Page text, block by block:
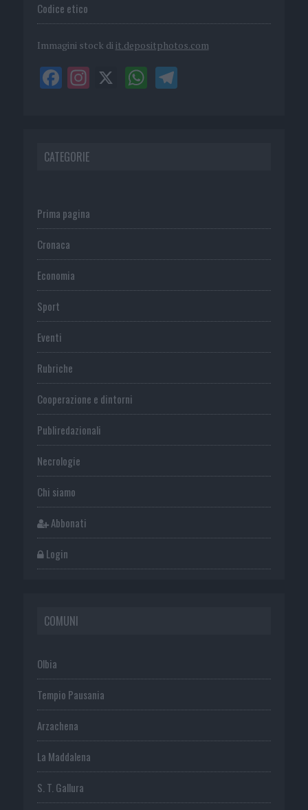
Codice etico
Immagini stock di it.depositphotos.com
CATEGORIE
Prima pagina
Cronaca
Economia
Sport
Eventi
Rubriche
Cooperazione e dintorni
Publiredazionali
Necrologie
Chi siamo
Abbonati
Login
COMUNI
Olbia
Tempio Pausania
Arzachena
La Maddalena
S. T. Gallura